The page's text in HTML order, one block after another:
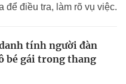
để điều tra, làm rõ vụ việc.
tính người đàn
bé gái trong thang